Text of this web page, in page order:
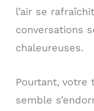
l’air se
conversations
chaleureuses.
Pourtant, votre
semble